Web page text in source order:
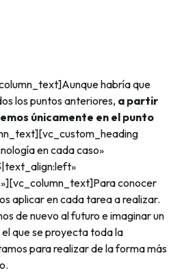
habría que
los puntos anteriores, a partir
únicamente en el punto
en cada caso»
conocer
aplicar en cada tarea a realizar.
de nuevo al futuro e imaginar un
que se proyecta toda la
para realizar de la forma más